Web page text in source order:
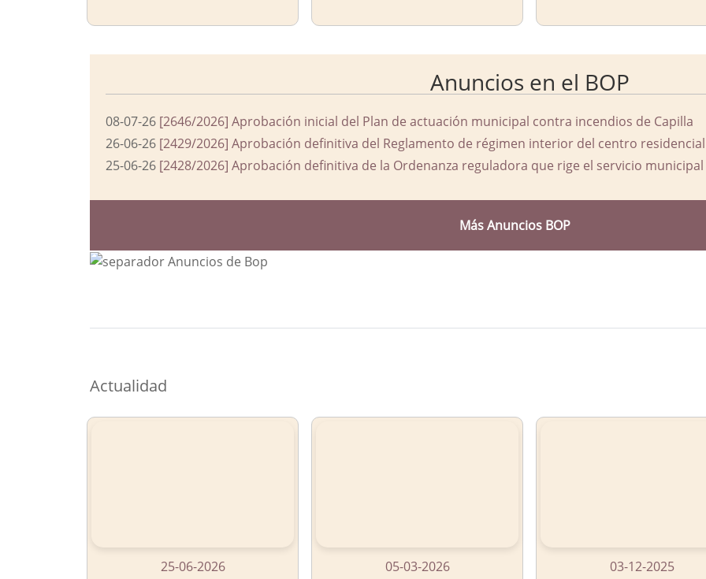
Anuncios en el BOP
08-07-26 [2646/2026] Aprobación inicial del Plan de actuación municipal contra incendios de Capilla
26-06-26 [2429/2026] Aprobación definitiva del Reglamento de régimen interior del centro
25-06-26 [2428/2026] Aprobación definitiva de la Ordenanza reguladora que rige el servicio
Más Anuncios BOP
Actualidad
25-06-2026 05-03-2026 03-12-2025